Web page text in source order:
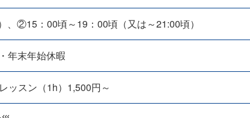
②15：00頃～19：00頃（又は～21:00頃）
年末年始休暇
スン（1h）1,500円～